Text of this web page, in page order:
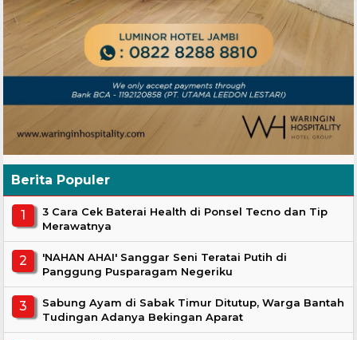
Berita Populer
3 Cara Cek Baterai Health di Ponsel Tecno dan Tip
Merawatnya
'NAHAN AHAI' Sanggar Seni Teratai Putih di
Panggung Pusparagam Negeriku
Sabung Ayam di Sabak Timur Ditutup, Warga Bantah
Tudingan Adanya Bekingan Aparat